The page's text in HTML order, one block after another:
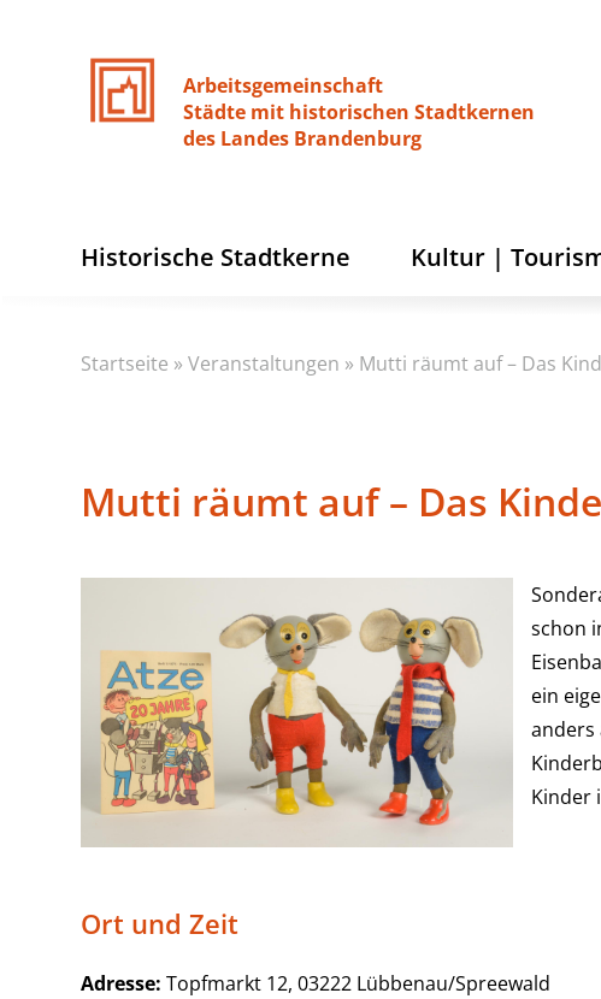
Arbeitsgemeinschaft
Städte mit historischen Stadtkernen
des Landes Brandenburg
Historische Stadtkerne Kultur |
Startseite »Veranstaltungen » Mutti räumt auf – Das
Mutti räumt auf – Das
schon
ein
anders
Kinder
Ort und Zeit
Adresse: Topfmarkt 12, 03222 Lübbenau/Spreewald